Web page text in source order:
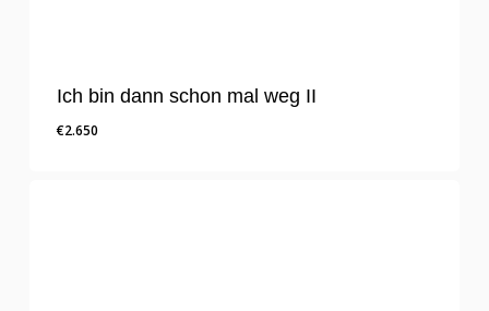
Ich bin dann schon mal weg II
€2.650